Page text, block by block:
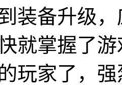
装备升级
就掌握了
玩家了，